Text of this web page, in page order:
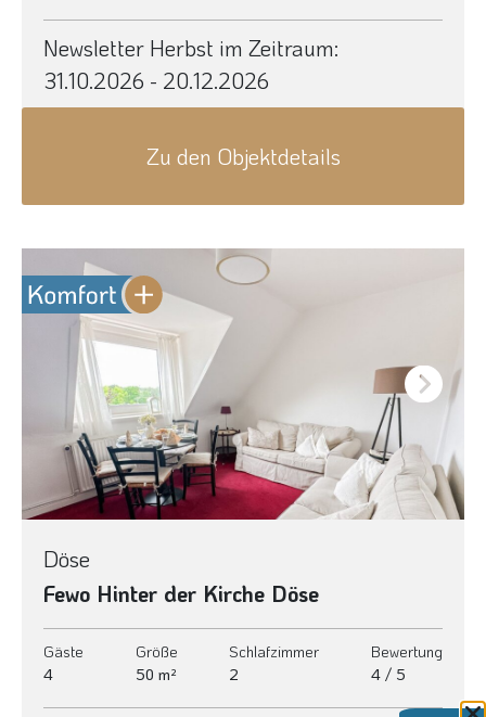
Newsletter Herbst im Zeitraum:
31.10.2026 - 20.12.2026
Zu den Objektdetails
Döse
Fewo Hinter der Kirche Döse
Gäste
4
Größe
50 m²
Schlafzimmer
2
Bewertung
4 / 5